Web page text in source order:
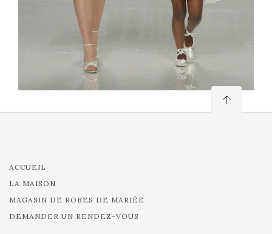
ACCUEIL
LA MAISON
MAGASIN DE ROBES DE MARIÉE
DEMANDER UN RENDEZ-VOUS